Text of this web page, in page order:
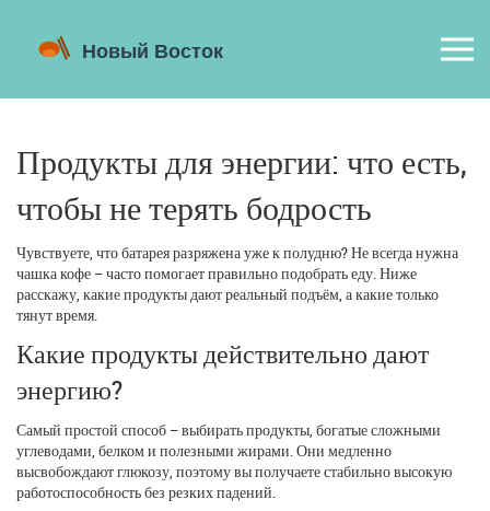
Продукты для энергии: что есть,
чтобы не терять бодрость
Чувствуете, что батарея разряжена уже к полудню? Не всегда нужна
чашка кофе – часто помогает правильно подобрать еду. Ниже
расскажу, какие продукты дают реальный подъём, а какие только
тянут время.
Какие продукты действительно дают
энергию?
Самый простой способ – выбирать продукты, богатые сложными
углеводами, белком и полезными жирами. Они медленно
высвобождают глюкозу, поэтому вы получаете стабильно высокую
работоспособность без резких падений.